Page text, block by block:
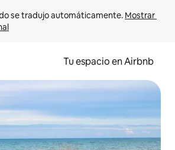
se tradujo automáticamente. Mostrar
Tu espacio en Airbnb